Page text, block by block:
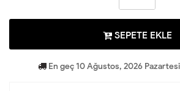
SEPETE EKLE
En geç 10 Ağustos, 2026